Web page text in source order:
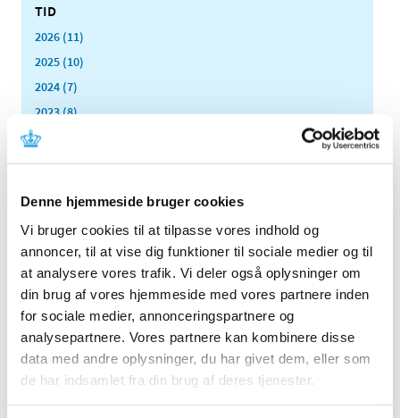
Denne hjemmeside bruger cookies
Vi bruger cookies til at tilpasse vores indhold og
annoncer, til at vise dig funktioner til sociale medier og til
at analysere vores trafik. Vi deler også oplysninger om
din brug af vores hjemmeside med vores partnere inden
for sociale medier, annonceringspartnere og
analysepartnere. Vores partnere kan kombinere disse
data med andre oplysninger, du har givet dem, eller som
de har indsamlet fra din brug af deres tjenester.
TID
2026 (11)
2025 (10)
2024 (7)
2023 (8)
2022 (4)
2021 (24)
2019 (39)
2018 (40)
2017 (31)
2016 (42)
2015 (30)
2014 (44)
2013 (44)
2012 (41)